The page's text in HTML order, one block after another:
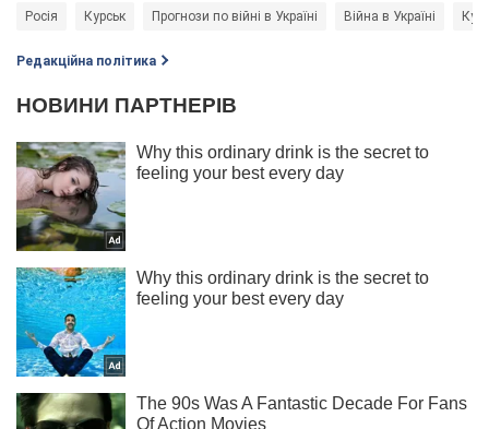
Росія Курськ Прогнози по війні в Україні Війна в Україні
Редакційна політика